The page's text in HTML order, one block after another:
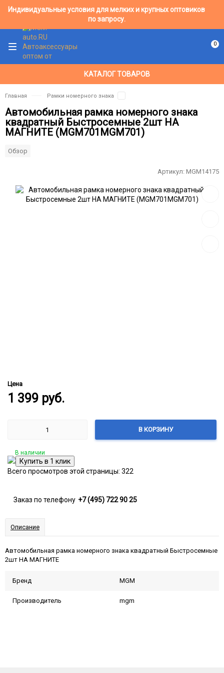
Индивидуальные условия для мелких и крупных оптовиков
по запросу.
КАТАЛОГ ТОВАРОВ
0
Главная Рамки номерного знака
Автомобильная рамка номерного знака
квадратный Быстросемные 2шт НА
МАГНИТЕ (MGM701MGM701)
Обзор
Артикул: MGM14175
Цена
1 399 руб.
В КОРЗИНУ
В наличии
Всего просмотров этой страницы: 322
Заказ по телефону +7 (495) 722 90 25
Описание
Автомобильная рамка номерного знака квадратный Быстросемные
2шт НА МАГНИТЕ
Бренд MGM
Производитель mgm